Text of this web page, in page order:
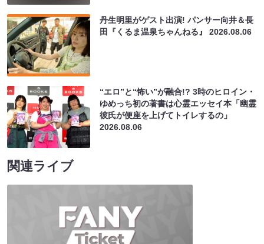
丹生明里がゲスト出演! パンサー向井＆長
田『くるま温泉ちゃんねる』2026.08.06
“エロ”と“怖い”が融合!? 3時のヒロイン・
ゆめっち初の著書は心霊エッセイ本「幽霊
彼氏が便座を上げてトイレするの」
2026.08.06
関連ライブ